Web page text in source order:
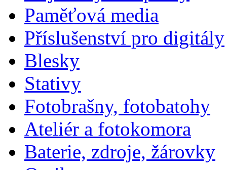
Paměťová media
Příslušenství pro digitály
Blesky
Stativy
Fotobrašny, fotobatohy
Ateliér a fotokomora
Baterie, zdroje, žárovky